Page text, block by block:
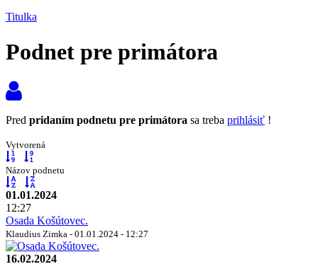
Titulka
Podnet pre primátora
Pred pridaním podnetu pre primátora sa treba prihlásiť !
Vytvorená
Názov podnetu
01.01.2024
12:27
Osada Košútovec.
Klaudius Zimka - 01.01.2024 - 12:27
16.02.2024